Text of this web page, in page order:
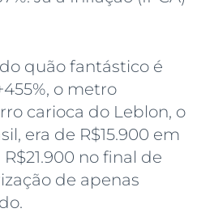
quão fantástico é
o metro
carioca do Leblon, o
era de R$15.900 em
no final de
de apenas